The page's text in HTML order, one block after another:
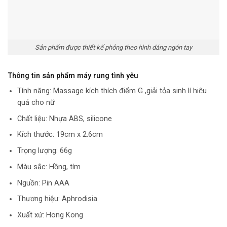
Sản phẩm được thiết kế phỏng theo hình dáng ngón tay
Thông tin sản phẩm máy rung tình yêu
Tính năng: Massage kích thích điểm G ,giải tỏa sinh lí hiệu
quả cho nữ
Chất liệu: Nhựa ABS, silicone
Kích thước: 19cm x 2.6cm
Trọng lượng: 66g
Màu sắc: Hồng, tím
Nguồn: Pin AAA
Thương hiệu: Aphrodisia
Xuất xứ: Hong Kong